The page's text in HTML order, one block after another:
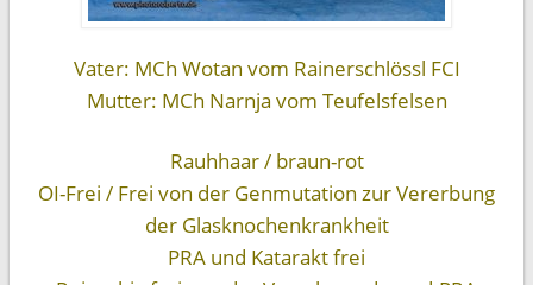
Vater: MCh Wotan vom Rainerschlössl FCI
Mutter: MCh Narnja vom Teufelsfelsen
Rauhhaar / braun-rot
OI-Frei / Frei von der Genmutation zur Vererbung
der Glasknochenkrankheit
PRA und Katarakt frei